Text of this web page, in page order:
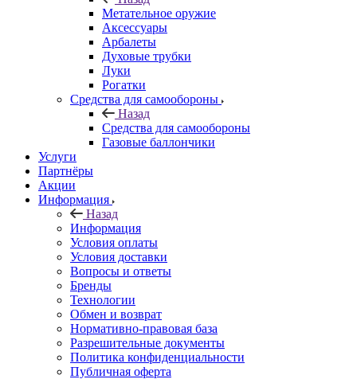
Метательное оружие
Аксессуары
Арбалеты
Духовые трубки
Луки
Рогатки
Средства для самообороны
Назад
Средства для самообороны
Газовые баллончики
Услуги
Партнёры
Акции
Информация
Назад
Информация
Условия оплаты
Условия доставки
Вопросы и ответы
Бренды
Технологии
Обмен и возврат
Нормативно-правовая база
Разрешительные документы
Политика конфиденциальности
Публичная оферта